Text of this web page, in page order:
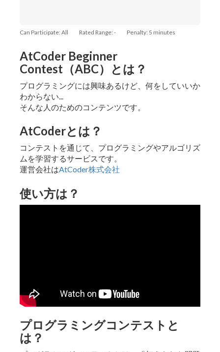
Can Participate: All Rated Range: - Penalty: 5 minutes
AtCoder Beginner
Contest（ABC）とは？
プログラミングには興味あるけど、何をしていいか
わからない...
そんな人のためのコンテンツです。
AtCoderとは？
コンテストを通じて、プログラミングやアルゴリズ
ムを学習するサービスです。
運営会社はAtCoder株式会社
使い方は？
プログラミングコンテストと
は？